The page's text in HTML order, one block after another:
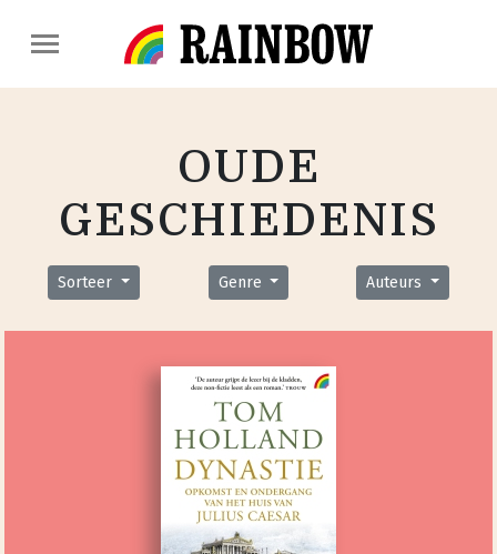
OUDE
GESCHIEDENIS
Sorteer Genre Auteurs